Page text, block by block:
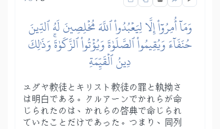
وَمَآ أُمِرُوٓاْ إِلَّا لِيَعۡبُدُواْ ٱللَّهَ مُخۡلِصِينَ لَهُ ٱلدِّينَ
حُنَفَآءَ وَيُقِيمُواْ ٱلصَّلَوٰةَ وَيُؤۡتُواْ ٱلزَّكَوٰةَۚ وَذَٰلِكَ
دِينُ ٱلۡقَيِّمَةِ
ユダヤ教徒とキリスト教徒の罪と執拗さ
は明白である。クルアーンでかれらが命
じられたのは、かれらの啓典で命じられ
ていたことだけであった。つまり、同列